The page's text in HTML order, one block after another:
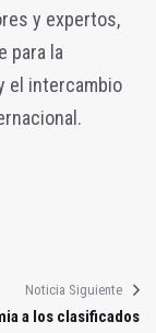
y expertos,
para la
el intercambio
Noticia Siguiente
a los clasificados